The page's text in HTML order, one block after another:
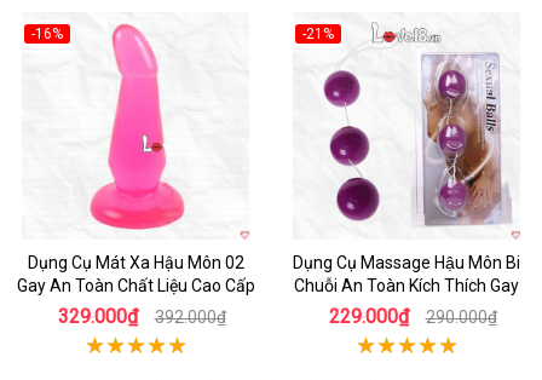
-16%
Dụng Cụ Mát Xa Hậu Môn 02
Gay An Toàn Chất Liệu Cao Cấp
329.000₫ 392.000₫
-21%
Dụng Cụ Massage Hậu Môn Bi
Chuỗi An Toàn Kích Thích Gay
229.000₫ 290.000₫